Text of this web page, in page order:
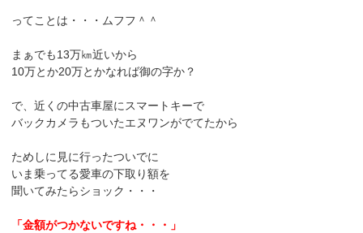
ってことは・・・ムフフ＾＾
まぁでも13万㎞近いから
10万とか20万とかなれば御の字か？
で、近くの中古車屋にスマートキーで
バックカメラもついたエヌワンがでてたから
ためしに見に行ったついでに
いま乗ってる愛車の下取り額を
聞いてみたらショック・・・
「金額がつかないですね・・・」